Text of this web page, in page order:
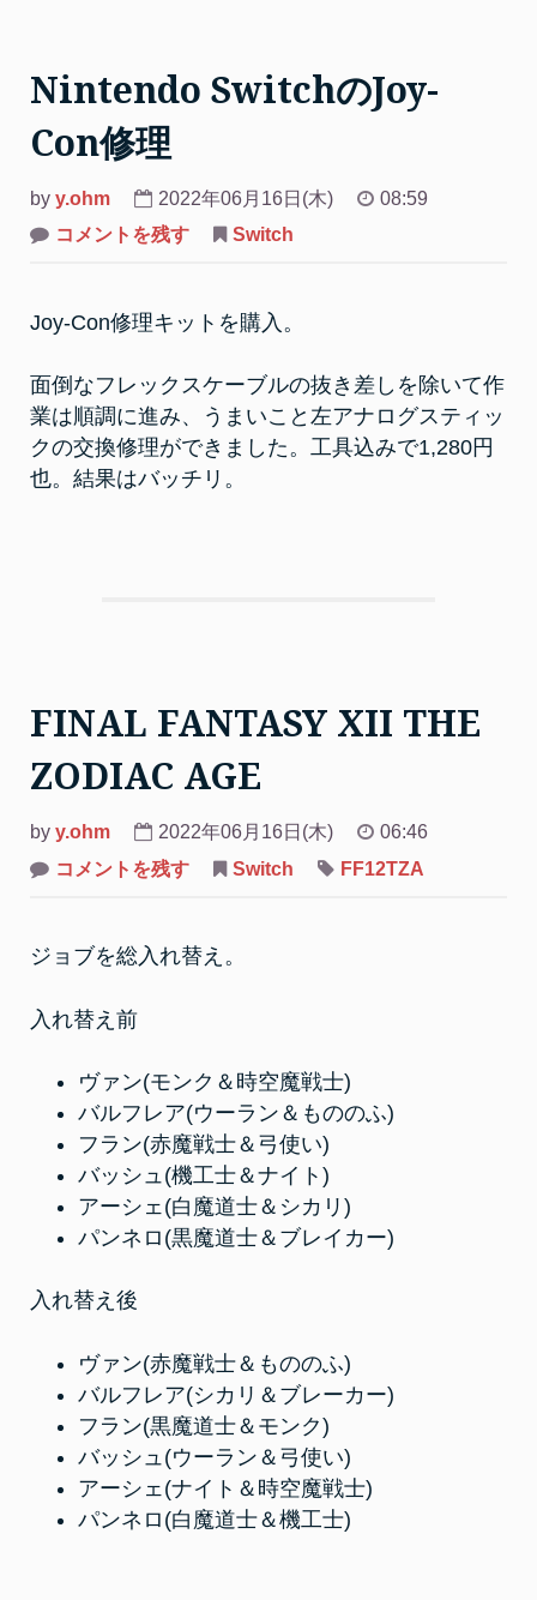
Nintendo SwitchのJoy-
Con修理
by y.ohm 2022年06月16日(木)
08:59
コメントを残すon
Con
Switch
Joy-Con修理キットを購入。
面倒なフレックスケーブルの抜き差しを除いて作
業は順調に進み、うまいこと左アナログスティッ
クの交換修理ができました。工具込みで1,280円
也。結果はバッチリ。
FINAL FANTASY XII THE
ZODIAC AGE
by y.ohm 2022年06月16日(木)
06:46
コメントを残すon
ZODIAC
Switch FF12TZA
ジョブを総入れ替え。
入れ替え前
ヴァン(モンク＆時空魔戦士)
バルフレア(ウーラン＆もののふ)
フラン(赤魔戦士＆弓使い)
バッシュ(機工士＆ナイト)
アーシェ(白魔道士＆シカリ)
パンネロ(黒魔道士＆ブレイカー)
入れ替え後
ヴァン(赤魔戦士＆もののふ)
バルフレア(シカリ＆ブレーカー)
フラン(黒魔道士＆モンク)
バッシュ(ウーラン＆弓使い)
アーシェ(ナイト＆時空魔戦士)
パンネロ(白魔道士＆機工士)